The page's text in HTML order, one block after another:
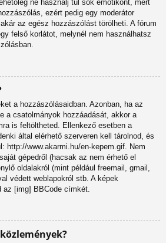
ne használj túl sok emotikont, mert
ezért pedig egy moderátor
az egész hozzászólást törölheti. A fórum
felső korlátot, melynél nem használhatsz
a hozzászólásaidban. Azonban, ha az
a csatolmányok hozzáadását, akkor a
is feltöltheted. Ellenkező esetben a
által elérhető szerveren kell tárolnod, és
http://www.akarmi.hu/en-kepem.gif. Nem
gépedről (hacsak az nem érhető el
oldalakról (mint például freemail, gmail,
védett weblapokról stb. A képek
az [img] BBCode címkét.